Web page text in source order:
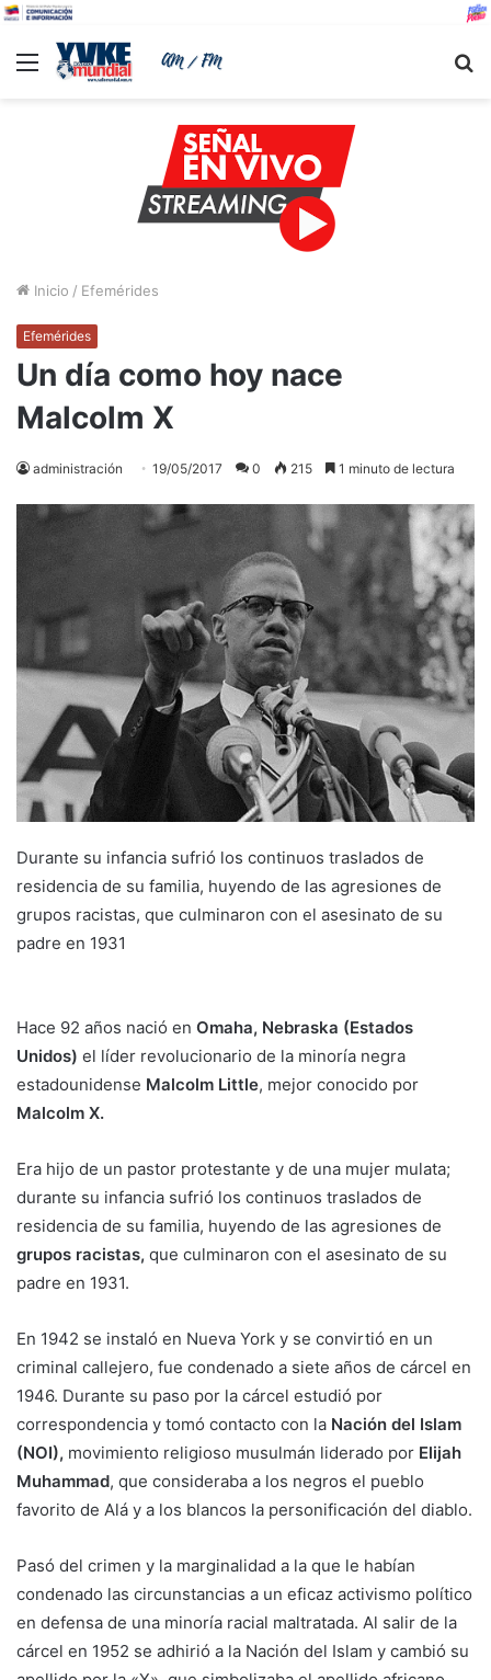
Menu
Inicio / Efemérides
Efemérides
Un día como hoy nace
Malcolm X
administración 19/05/2017 0 215 1 minuto de lectura
Durante su infancia sufrió los continuos traslados de
residencia de su familia, huyendo de las agresiones de
grupos racistas, que culminaron con el asesinato de su
padre en 1931
Hace 92 años nació en Omaha, Nebraska (Estados
Unidos) el líder revolucionario de la minoría negra
estadounidense Malcolm Little, mejor conocido por
Malcolm X.
Era hijo de un pastor protestante y de una mujer mulata;
durante su infancia sufrió los continuos traslados de
residencia de su familia, huyendo de las agresiones de
grupos racistas, que culminaron con el asesinato de su
padre en 1931.
En 1942 se instaló en Nueva York y se convirtió en un
criminal callejero, fue condenado a siete años de cárcel en
1946. Durante su paso por la cárcel estudió por
correspondencia y tomó contacto con la Nación del Islam
(NOI), movimiento religioso musulmán liderado por Elijah
Muhammad, que consideraba a los negros el pueblo
favorito de Alá y a los blancos la personificación del diablo.
Pasó del crimen y la marginalidad a la que le habían
condenado las circunstancias a un eficaz activismo político
en defensa de una minoría racial maltratada. Al salir de la
cárcel en 1952 se adhirió a la Nación del Islam y cambió su